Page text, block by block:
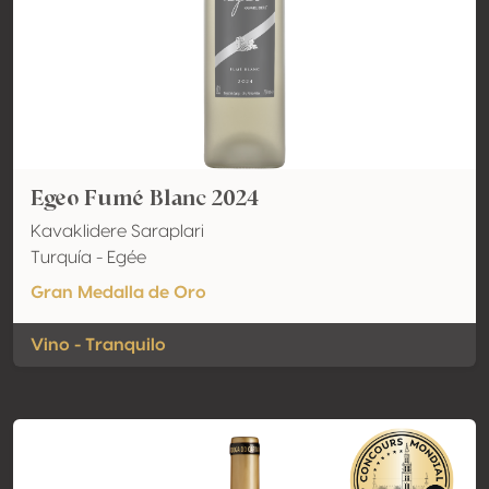
Egeo Fumé Blanc 2024
Kavaklidere Saraplari
Turquía - Egée
Gran Medalla de Oro
Vino - Tranquilo